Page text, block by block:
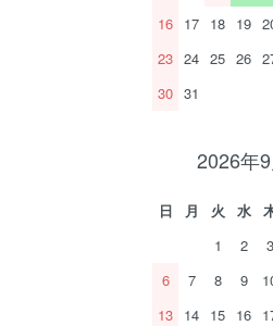
16 17 18 19
23 24 25 26
30 31
2026年9
日 月 火 水
1
2 3
6
7 8 9
13 14 15 16